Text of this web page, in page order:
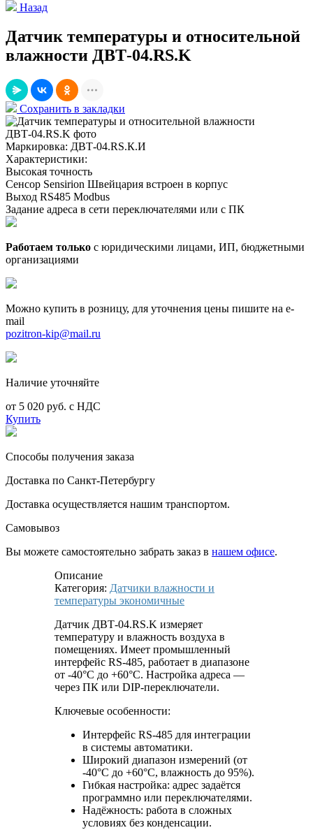
Назад
Датчик температуры и относительной
влажности ДВТ-04.RS.K
Сохранить в закладки
Маркировка: ДВТ-04.RS.К.И
Характеристики:
Высокая точность
Сенсор Sensirion Швейцария встроен в корпус
Выход RS485 Modbus
Задание адреса в сети переключателями или с ПК
Работаем только с юридическими лицами, ИП, бюджетными
организациями
Можно купить в розницу, для уточнения цены пишите на e-
mail
pozitron-kip@mail.ru
Наличие уточняйте
от 5 020 руб. с НДС
Купить
Способы получения заказа
Доставка по Санкт-Петербургу
Доставка осуществляется нашим транспортом.
Самовывоз
Вы можете самостоятельно забрать заказ в нашем офисе.
Описание
Категория: Датчики влажности и
температуры экономичные
Датчик ДВТ-04.RS.K измеряет
температуру и влажность воздуха в
помещениях. Имеет промышленный
интерфейс RS-485, работает в диапазоне
от -40°C до +60°C. Настройка адреса —
через ПК или DIP-переключатели.
Ключевые особенности:
Интерфейс RS-485 для интеграции
в системы автоматики.
Широкий диапазон измерений (от
-40°C до +60°C, влажность до 95%).
Гибкая настройка: адрес задаётся
программно или переключателями.
Надёжность: работа в сложных
условиях без конденсации.